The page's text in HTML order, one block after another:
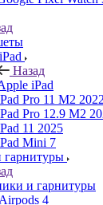
Назад
iPad
Pro 11 M2 2022
Pro 12.9 M2
11 2025
Mini 7
и гарнитуры
4